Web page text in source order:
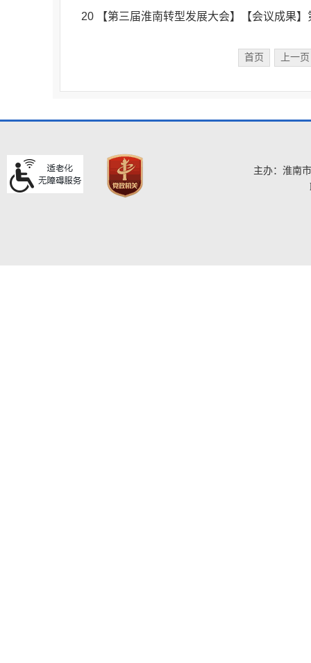
20 【第三届淮南转型发展大会】【会议成果
首页 上一页
主办：淮南